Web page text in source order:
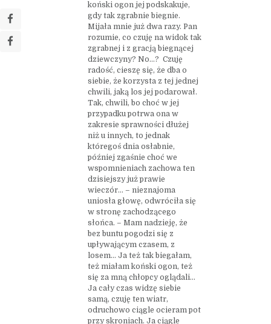
koński ogon jej podskakuje,
gdy tak zgrabnie biegnie.
Mijała mnie już dwa razy. Pan
rozumie, co czuję na widok tak
zgrabnej i z gracją biegnącej
dziewczyny? No…? Czuję
radość, cieszę się, że dba o
siebie, że korzysta z tej jednej
chwili, jaką los jej podarował.
Tak, chwili, bo choć w jej
przypadku potrwa ona w
zakresie sprawności dłużej
niż u innych, to jednak
któregoś dnia osłabnie,
później zgaśnie choć we
wspomnieniach zachowa ten
dzisiejszy już prawie
wieczór… – nieznajoma
uniosła głowę, odwróciła się
w stronę zachodzącego
słońca. – Mam nadzieję, że
bez buntu pogodzi się z
upływającym czasem, z
losem… Ja też tak biegałam,
też miałam koński ogon, też
się za mną chłopcy oglądali…
Ja cały czas widzę siebie
samą, czuję ten wiatr,
odruchowo ciągle ocieram pot
przy skroniach. Ja ciągle